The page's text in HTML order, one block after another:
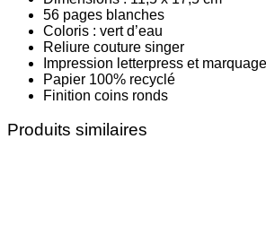
56 pages blanches
Coloris : vert d’eau
Reliure couture singer
Impression letterpress et
Papier 100% recyclé
Finition coins ronds
Produits similaires